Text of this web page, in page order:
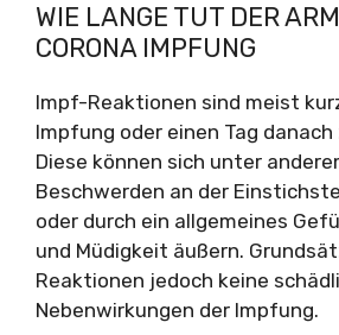
WIE LANGE TUT DER
CORONA IMPFUNG
Impf-Reaktionen sind meist
Impfung oder einen Tag
Diese können sich unter
Beschwerden an der
oder durch ein allgemeines
und Müdigkeit äußern.
Reaktionen jedoch keine
Nebenwirkungen der Impfung.